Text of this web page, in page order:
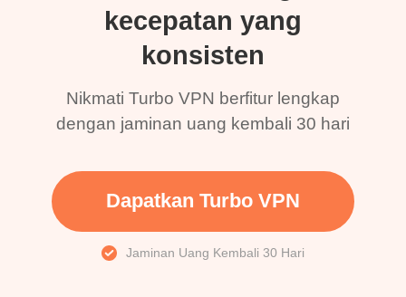
kecepatan yang
konsisten
Nikmati Turbo VPN berfitur lengkap
dengan jaminan uang kembali 30 hari
Dapatkan Turbo VPN
Jaminan Uang Kembali 30 Hari